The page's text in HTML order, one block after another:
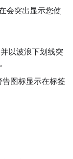
会突出显示您使
以波浪下划线突
告图标显示在标签